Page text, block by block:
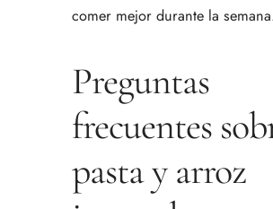
comer mejor durante la
Preguntas
frecuentes
pasta y arroz